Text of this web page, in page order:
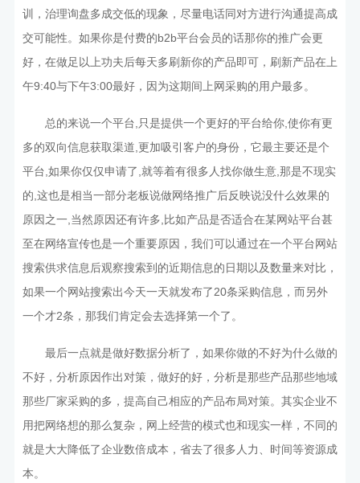
训，治理询盘多成交低的现象，尽量电话同对方进行沟通提高成
交可能性。如果你是付费的b2b平台会员的话那你的推广会更
好，在做足以上功夫后每天多刷新你的产品即可，刷新产品在上
午9:40与下午3:00最好，因为这期间上网采购的用户最多。
总的来说一个平台,只是提供一个更好的平台给你,使你有更
多的双向信息获取渠道,更加吸引客户的身份，它最主要还是个
平台,如果你仅仅申请了,就等着有很多人找你做生意,那是不现实
的,这也是相当一部分老板说做网络推广后反映说没什么效果的
原因之一,当然原因还有许多,比如产品是否适合在某网站平台甚
至在网络宣传也是一个重要原因，我们可以通过在一个平台网站
搜索供求信息后观察搜索到的近期信息的日期以及数量来对比，
如果一个网站搜索出今天一天就发布了20条采购信息，而另外
一个才2条，那我们肯定会去选择第一个了。
最后一点就是做好数据分析了，如果你做的不好为什么做的
不好，分析原因作出对策，做好的好，分析是那些产品那些地域
那些厂家采购的多，提高自己相应的产品布局对策。其实企业不
用把网络想的那么复杂，网上经营的模式也和现实一样，不同的
就是大大降低了企业数倍成本，省去了很多人力、时间等资源成
本。